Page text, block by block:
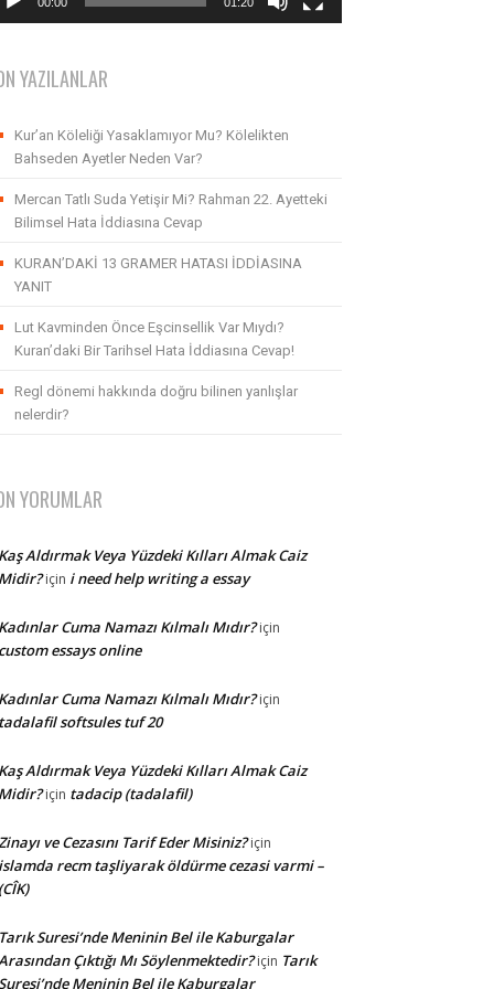
YAZILANLAR
Kur’an Köleliği Yasaklamıyor Mu? Kölelikten
Bahseden Ayetler Neden Var?
Mercan Tatlı Suda Yetişir Mi? Rahman 22. Ayetteki
Bilimsel Hata İddiasına Cevap
KURAN’DAKİ 13 GRAMER HATASI İDDİASINA
YANIT
Lut Kavminden Önce Eşcinsellik Var Mıydı?
Kuran’daki Bir Tarihsel Hata İddiasına Cevap!
Regl dönemi hakkında doğru bilinen yanlışlar
nelerdir?
YORUMLAR
Aldırmak Veya Yüzdeki Kılları Almak Caiz
için i need help writing a essay
Cuma Namazı Kılmalı Mıdır?için
essays online
Cuma Namazı Kılmalı Mıdır?için
softsules tuf 20
Aldırmak Veya Yüzdeki Kılları Almak Caiz
için tadacip (tadalafil)
ve Cezasını Tarif Eder Misiniz?için
recm taşliyarak öldürme cezasi varmi –
Suresi’nde Meninin Bel ile Kaburgalar
Çıktığı Mı Söylenmektedir?için Tarık
Meninin Bel ile Kaburgalar